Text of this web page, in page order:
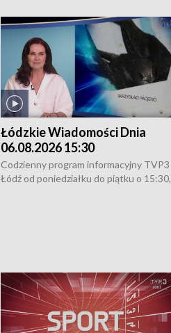
Łódzkie Wiadomości Dnia
06.08.2026 15:30
Codzienny program informacyjny TVP3
Łódź od poniedziałku do piątku o 15:30,